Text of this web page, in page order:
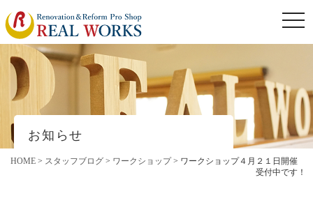
お知らせ
HOME > スタッフブログ > ワークショップ> ワークショップ４月２１日開催
受付中です！